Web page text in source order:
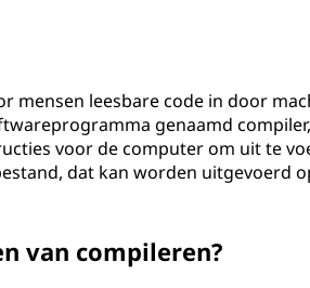
mensen leesbare code in door
genaamd
voor de computer om uit te
dat kan worden uitgevoerd
van compileren?